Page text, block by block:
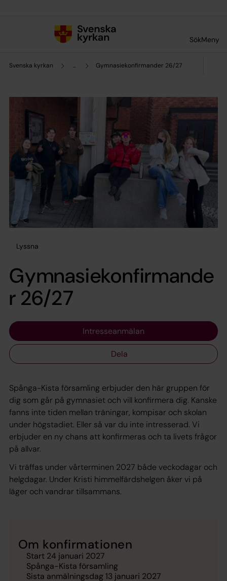
SökMeny
Svenska kyrkan ... Gymnasiekonfirmander 26/27
Lyssna
Gymnasiekonfirmande
r 26/27
Intresseanmälan
Dela
Spånga-Kista församling erbjuder den här gruppen för
dig som går på gymnasiet och vill konfirmera dig. Kanske
fanns inte tiden mellan träningar, kompisar och skolan
under högstadiet. Eller så var du inte intresserad. Vi
erbjuder en ny chans att konfirmeras och ta livets frågor
på allvar.
Vi träffas under vårterminen 2027 både veckodagar och
helgdagar. Under Kristi himmelfärdshelgen åker vi på
läger och vandrar tillsammans.
Om konfirmationen
Start 24 januari 2027
Spånga-Kista församling
Sista anmälningsdag 13 januari 2027